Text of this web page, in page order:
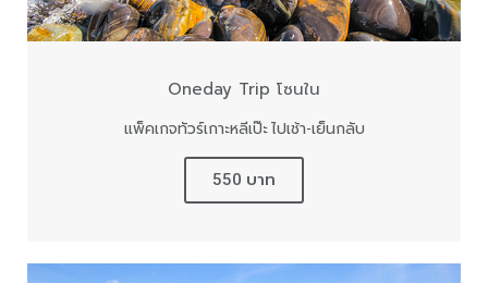
Oneday Trip โซนใน
แพ็คเกจทัวร์เกาะหลีเป๊ะ ไปเช้า-เย็นกลับ
550 บาท